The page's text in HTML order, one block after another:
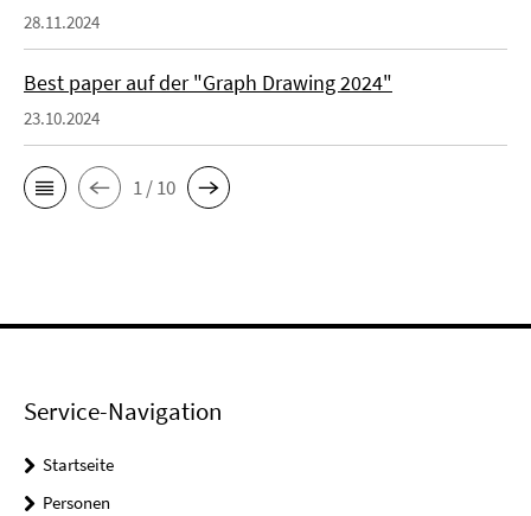
28.11.2024
Best paper auf der "Graph Drawing 2024"
23.10.2024
1 / 10
Service-Navigation
Startseite
Personen